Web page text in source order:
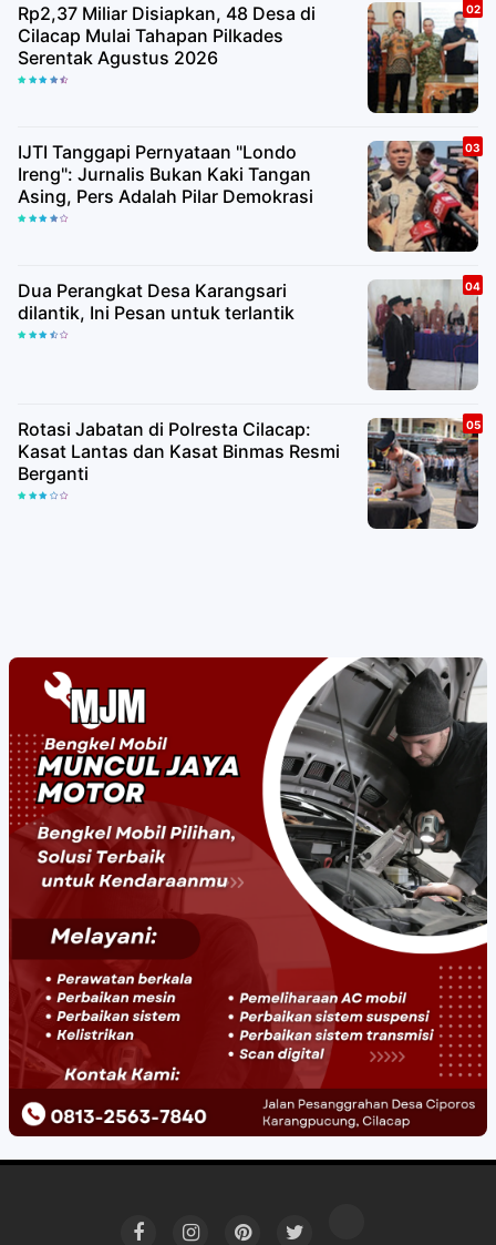
Rp2,37 Miliar Disiapkan, 48 Desa di
Cilacap Mulai Tahapan Pilkades
Serentak Agustus 2026
IJTI Tanggapi Pernyataan "Londo
Ireng": Jurnalis Bukan Kaki Tangan
Asing, Pers Adalah Pilar Demokrasi
Dua Perangkat Desa Karangsari
dilantik, Ini Pesan untuk terlantik
Rotasi Jabatan di Polresta Cilacap:
Kasat Lantas dan Kasat Binmas Resmi
Berganti